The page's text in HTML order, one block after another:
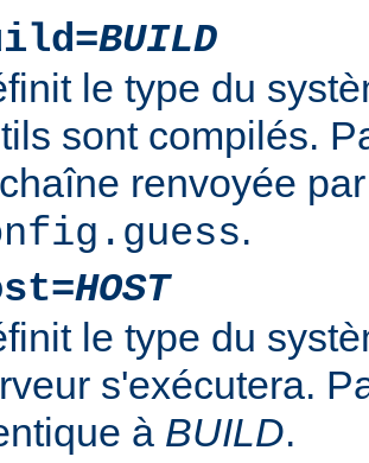
BUILD
le type du
sont compilés.
renvoyée
.
HOST
le type du
s'exécutera.
à BUILD.